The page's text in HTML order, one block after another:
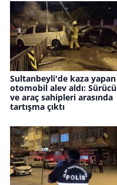
Sultanbeyli'de kaza yapan
otomobil alev aldı: Sürücü
ve araç sahipleri arasında
tartışma çıktı